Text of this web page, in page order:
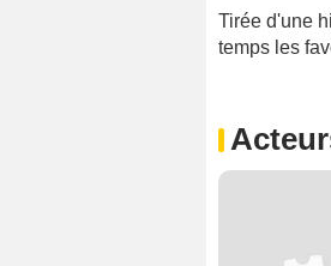
Tirée d'une
temps les